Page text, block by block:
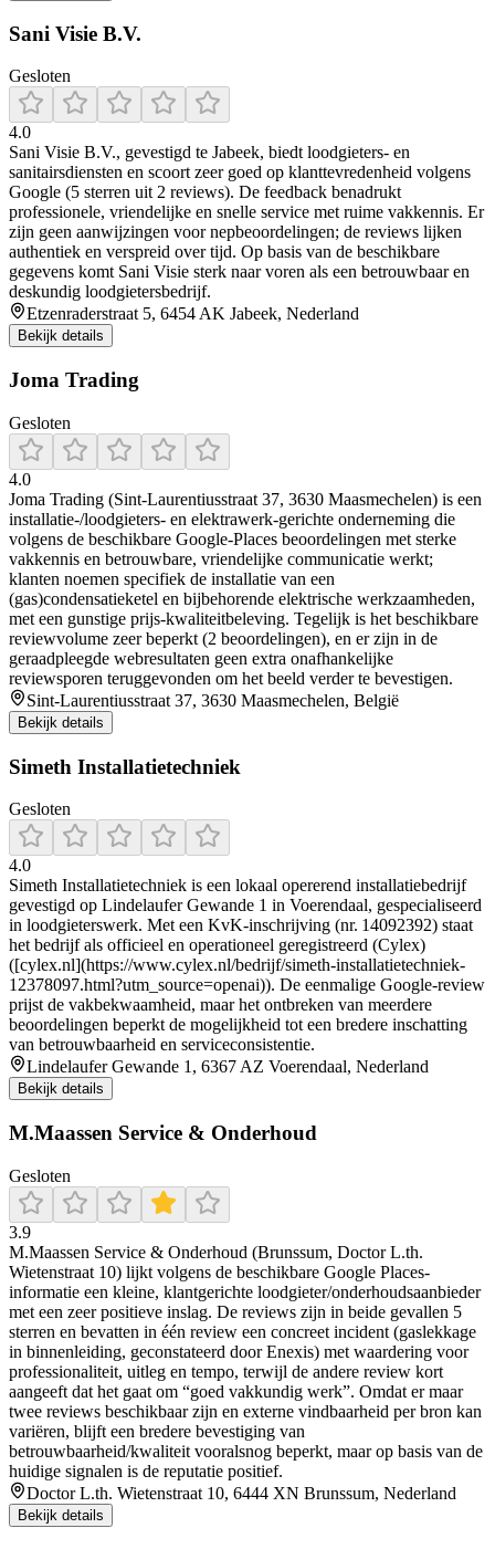
Sani Visie B.V.
Gesloten
4.0
Sani Visie B.V., gevestigd te Jabeek, biedt loodgieters- en
sanitairsdiensten en scoort zeer goed op klanttevredenheid volgens
Google (5 sterren uit 2 reviews). De feedback benadrukt
professionele, vriendelijke en snelle service met ruime vakkennis. Er
zijn geen aanwijzingen voor nepbeoordelingen; de reviews lijken
authentiek en verspreid over tijd. Op basis van de beschikbare
gegevens komt Sani Visie sterk naar voren als een betrouwbaar en
deskundig loodgietersbedrijf.
Etzenraderstraat 5, 6454 AK Jabeek, Nederland
Bekijk details
Joma Trading
Gesloten
4.0
Joma Trading (Sint-Laurentiusstraat 37, 3630 Maasmechelen) is een
installatie-/loodgieters- en elektrawerk-gerichte onderneming die
volgens de beschikbare Google-Places beoordelingen met sterke
vakkennis en betrouwbare, vriendelijke communicatie werkt;
klanten noemen specifiek de installatie van een
(gas)condensatieketel en bijbehorende elektrische werkzaamheden,
met een gunstige prijs-kwaliteitbeleving. Tegelijk is het beschikbare
reviewvolume zeer beperkt (2 beoordelingen), en er zijn in de
geraadpleegde webresultaten geen extra onafhankelijke
reviewsporen teruggevonden om het beeld verder te bevestigen.
Sint-Laurentiusstraat 37, 3630 Maasmechelen, België
Bekijk details
Simeth Installatietechniek
Gesloten
4.0
Simeth Installatietechniek is een lokaal opererend installatiebedrijf
gevestigd op Lindelaufer Gewande 1 in Voerendaal, gespecialiseerd
in loodgieterswerk. Met een KvK-inschrijving (nr. 14092392) staat
het bedrijf als officieel en operationeel geregistreerd (Cylex)
([cylex.nl](https://www.cylex.nl/bedrijf/simeth-installatietechniek-
12378097.html?utm_source=openai)). De eenmalige Google-review
prijst de vakbekwaamheid, maar het ontbreken van meerdere
beoordelingen beperkt de mogelijkheid tot een bredere inschatting
van betrouwbaarheid en serviceconsistentie.
Lindelaufer Gewande 1, 6367 AZ Voerendaal, Nederland
Bekijk details
M.Maassen Service & Onderhoud
Gesloten
3.9
M.Maassen Service & Onderhoud (Brunssum, Doctor L.th.
Wietenstraat 10) lijkt volgens de beschikbare Google Places-
informatie een kleine, klantgerichte loodgieter/onderhoudsaanbieder
met een zeer positieve inslag. De reviews zijn in beide gevallen 5
sterren en bevatten in één review een concreet incident (gaslekkage
in binnenleiding, geconstateerd door Enexis) met waardering voor
professionaliteit, uitleg en tempo, terwijl de andere review kort
aangeeft dat het gaat om “goed vakkundig werk”. Omdat er maar
twee reviews beschikbaar zijn en externe vindbaarheid per bron kan
variëren, blijft een bredere bevestiging van
betrouwbaarheid/kwaliteit vooralsnog beperkt, maar op basis van de
huidige signalen is de reputatie positief.
Doctor L.th. Wietenstraat 10, 6444 XN Brunssum, Nederland
Bekijk details